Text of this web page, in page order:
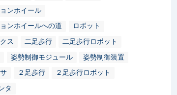
ンホイール
ンホイールへの道 ロボット
ス 二足歩行 二足歩行ロボット
姿勢制御モジュール 姿勢制御装置
２足歩行 ２足歩行ロボット
タ